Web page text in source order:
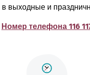
в выходные и
Номер телефона 116